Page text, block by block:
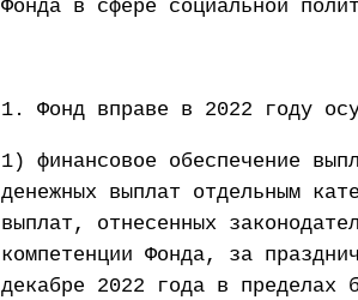
Фонда в сфере социальной
1. Фонд вправе в 2022 году
1) финансовое обеспечение
денежных выплат отдельным
выплат, отнесенных
компетенции Фонда, за
декабре 2022 года в пределах